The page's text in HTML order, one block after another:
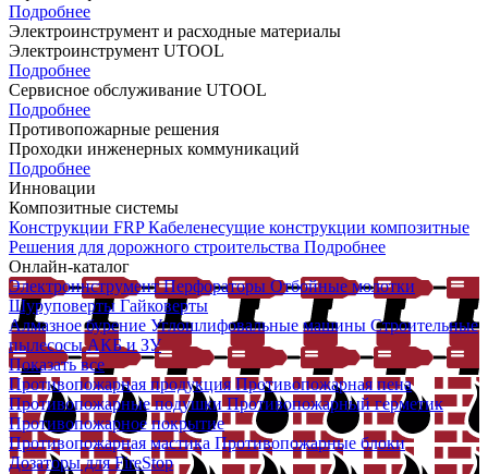
Подробнее
Электроинструмент и расходные материалы
Электроинструмент UTOOL
Подробнее
Сервисное обслуживание UTOOL
Подробнее
Противопожарные решения
Проходки инженерных коммуникаций
Подробнее
Инновации
Композитные системы
Конструкции FRPКабеленесущие конструкции композитные
Решения для дорожного строительства Подробнее
Онлайн-каталог
ЭлектроинструментПерфораторы Отбойные молотки
Шуруповерты Гайковерты
Алмазное бурение Углошлифовальные машины Строительные
пылесосыАКБ и ЗУ
Показать все
Противопожарная продукция Противопожарная пена
Противопожарные подушкиПротивопожарный герметик
Противопожарное покрытие
Противопожарная мастика Противопожарные блоки
Дозаторы для FireStop